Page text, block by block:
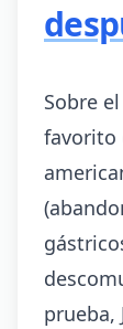
Sobre
favorito
prueba,